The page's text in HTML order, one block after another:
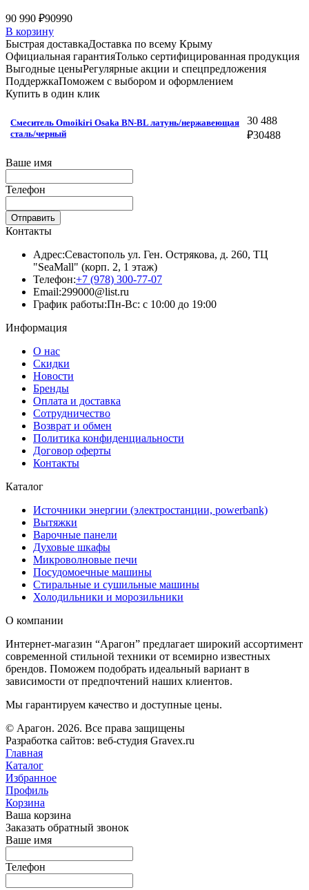
90 990 ₽90990
В корзину
Быстрая доставкаДоставка по всему Крыму
Официальная гарантияТолько сертифицированная продукция
Выгодные ценыРегулярные акции и спецпредложения
ПоддержкаПоможем с выбором и оформлением
Купить в один клик
Смеситель Omoikiri Osaka BN-BL латунь/нержавеющая
сталь/черный
30 488
₽30488
Ваше имя
Телефон
Отправить
Контакты
Адрес:Севастополь ул. Ген. Острякова, д. 260, ТЦ
"SeaMall" (корп. 2, 1 этаж)
Телефон:+7 (978) 300-77-07
Email:299000@list.ru
График работы:Пн-Вс: с 10:00 до 19:00
Информация
О нас
Скидки
Новости
Бренды
Оплата и доставка
Сотрудничество
Возврат и обмен
Политика конфиденциальности
Договор оферты
Контакты
Каталог
Источники энергии (электростанции, powerbank)
Вытяжки
Варочные панели
Духовые шкафы
Микроволновые печи
Посудомоечные машины
Стиральные и сушильные машины
Холодильники и морозильники
О компании
Интернет-магазин “Арагон” предлагает широкий ассортимент
современной стильной техники от всемирно известных
брендов. Поможем подобрать идеальный вариант в
зависимости от предпочтений наших клиентов.
Мы гарантируем качество и доступные цены.
© Арагон. 2026. Все права защищены
Разработка сайтов: веб-студия Gravex.ru
Главная
Каталог
Избранное
Профиль
Корзина
Ваша корзина
Заказать обратный звонок
Ваше имя
Телефон